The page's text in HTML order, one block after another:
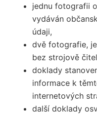
jednu fotografii
vydáván
údaji,
dvě fotografie,
bez strojově
doklady
informace k
internetových
další doklady